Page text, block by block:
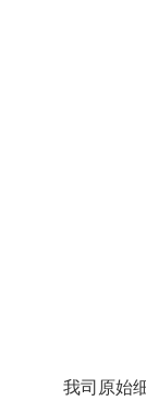
我司原始